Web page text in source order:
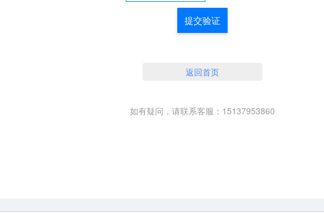
提交验证
返回首页
如有疑问，请联系客服：15137953860